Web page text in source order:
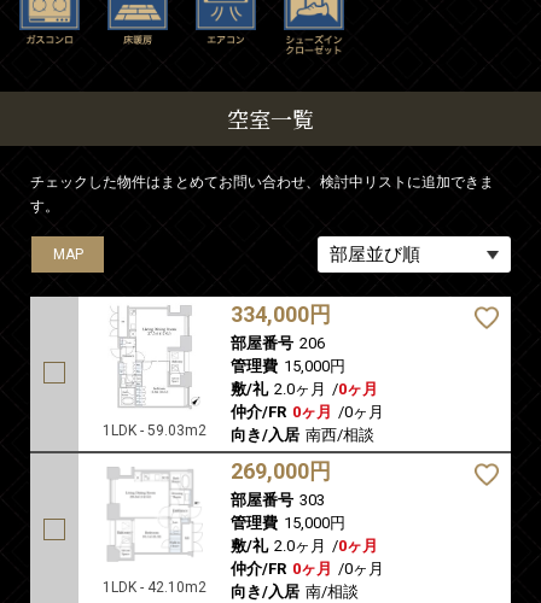
空室一覧
チェックした物件はまとめてお問い合わせ、検討中リストに追加できま
す。
MAP
1LDK - 59.03m2
334,000円
部屋番号 206
管理費 15,000円
敷/礼 2.0ヶ月 /0ヶ月
仲介/FR 0ヶ月 /0ヶ月
向き/入居 南西/相談
MAP
1LDK - 42.10m2
269,000円
部屋番号 303
管理費 15,000円
敷/礼 2.0ヶ月 /0ヶ月
仲介/FR 0ヶ月 /0ヶ月
向き/入居 南/相談
MAP
MAP